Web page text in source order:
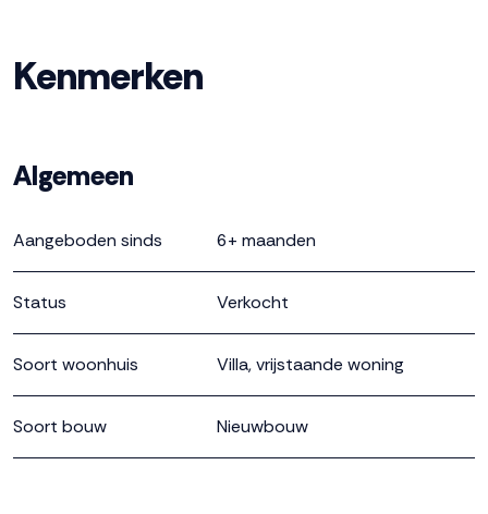
meterkast en heb je voldoende ruimte voor de
grote ramen. Ontspannen doe je aan de voorkant van
de woning, koken aan de achterkant. De keuken, die je
nog naar wens kunt inrichten, is ruimtelijk en vanuit hier
Alle ruimte
Loop terug naar de hal en ga de trap omhoog naar de
Kenmerken
Algemeen
Aangeboden sinds 6+ maanden
Status Verkocht
Soort woonhuis Villa, vrijstaande woning
Soort bouw Nieuwbouw